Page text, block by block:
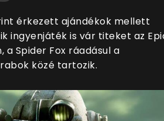
érkezett ajándékok mellett
ingyenjáték is vár titeket az
a Spider Fox ráadásul a
közé tartozik.